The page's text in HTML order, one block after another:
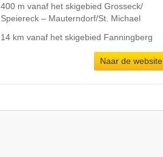
400 m vanaf het skigebied Grosseck/​
Speiereck – Mauterndorf/​St. Michael
14 km vanaf het skigebied Fanningberg
Naar de website